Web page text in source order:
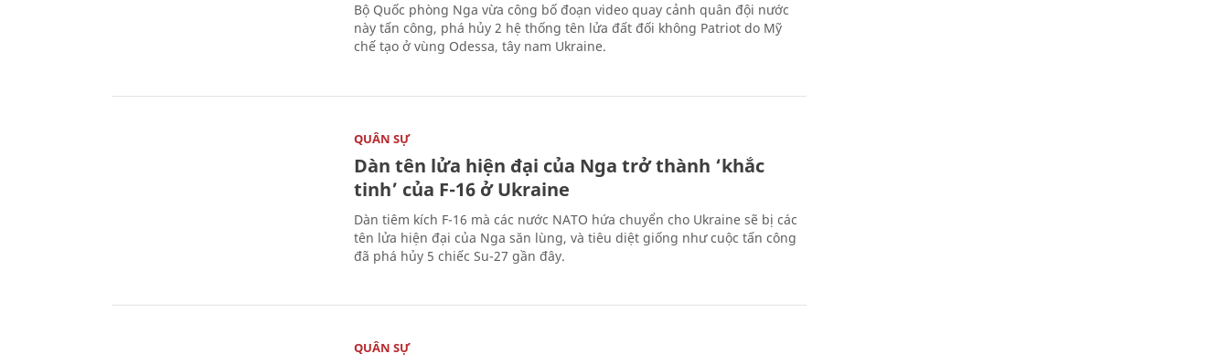
Bộ Quốc phòng Nga vừa công bố đoạn video quay cảnh quân đội nước
này tấn công, phá hủy 2 hệ thống tên lửa đất đối không Patriot do Mỹ
chế tạo ở vùng Odessa, tây nam Ukraine.
QUÂN SỰ
Dàn tên lửa hiện đại của Nga trở thành ‘khắc
tinh’ của F-16 ở Ukraine
Dàn tiêm kích F-16 mà các nước NATO hứa chuyển cho Ukraine sẽ bị các
tên lửa hiện đại của Nga săn lùng, và tiêu diệt giống như cuộc tấn công
đã phá hủy 5 chiếc Su-27 gần đây.
QUÂN SỰ